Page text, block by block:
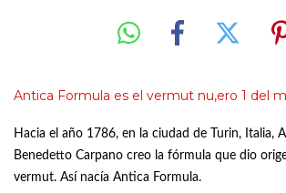
Antica Formula es el vermut nu,ero 1 del
Hacia el año 1786, en la ciudad de Turin, Italia,
Benedetto Carpano creo la fórmula que dio
vermut. Así nacía Antica Formula.